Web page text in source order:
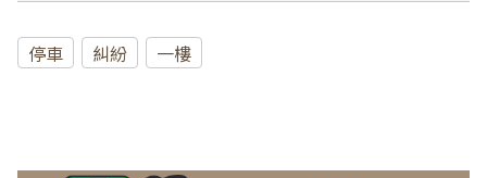
停車 糾紛 一樓